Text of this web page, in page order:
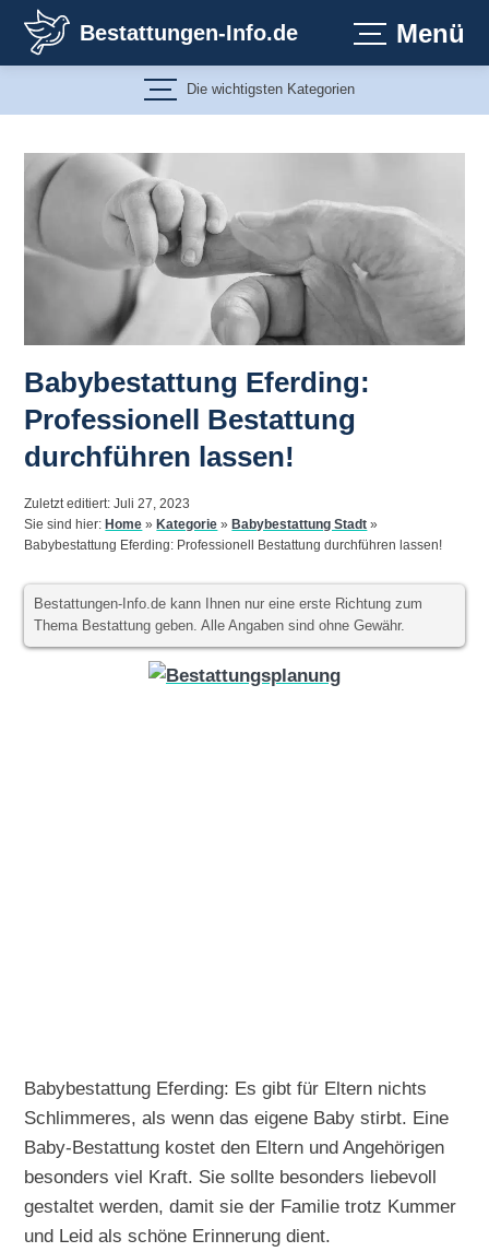
Inhalt
springen
Bestattungen-Info.de Menü
Die wichtigsten Kategorien
Babybestattung Eferding:
Professionell Bestattung
durchführen lassen!
Zuletzt editiert: Juli 27, 2023
Sie sind hier:Home »Kategorie »Babybestattung Stadt »
Babybestattung Eferding: Professionell Bestattung durchführen lassen!
Bestattungen-Info.de kann Ihnen nur eine erste Richtung zum
Thema Bestattung geben. Alle Angaben sind ohne Gewähr.
Babybestattung Eferding: Es gibt für Eltern nichts
Schlimmeres, als wenn das eigene Baby stirbt. Eine
Baby-Bestattung kostet den Eltern und Angehörigen
besonders viel Kraft. Sie sollte besonders liebevoll
gestaltet werden, damit sie der Familie trotz Kummer
und Leid als schöne Erinnerung dient.